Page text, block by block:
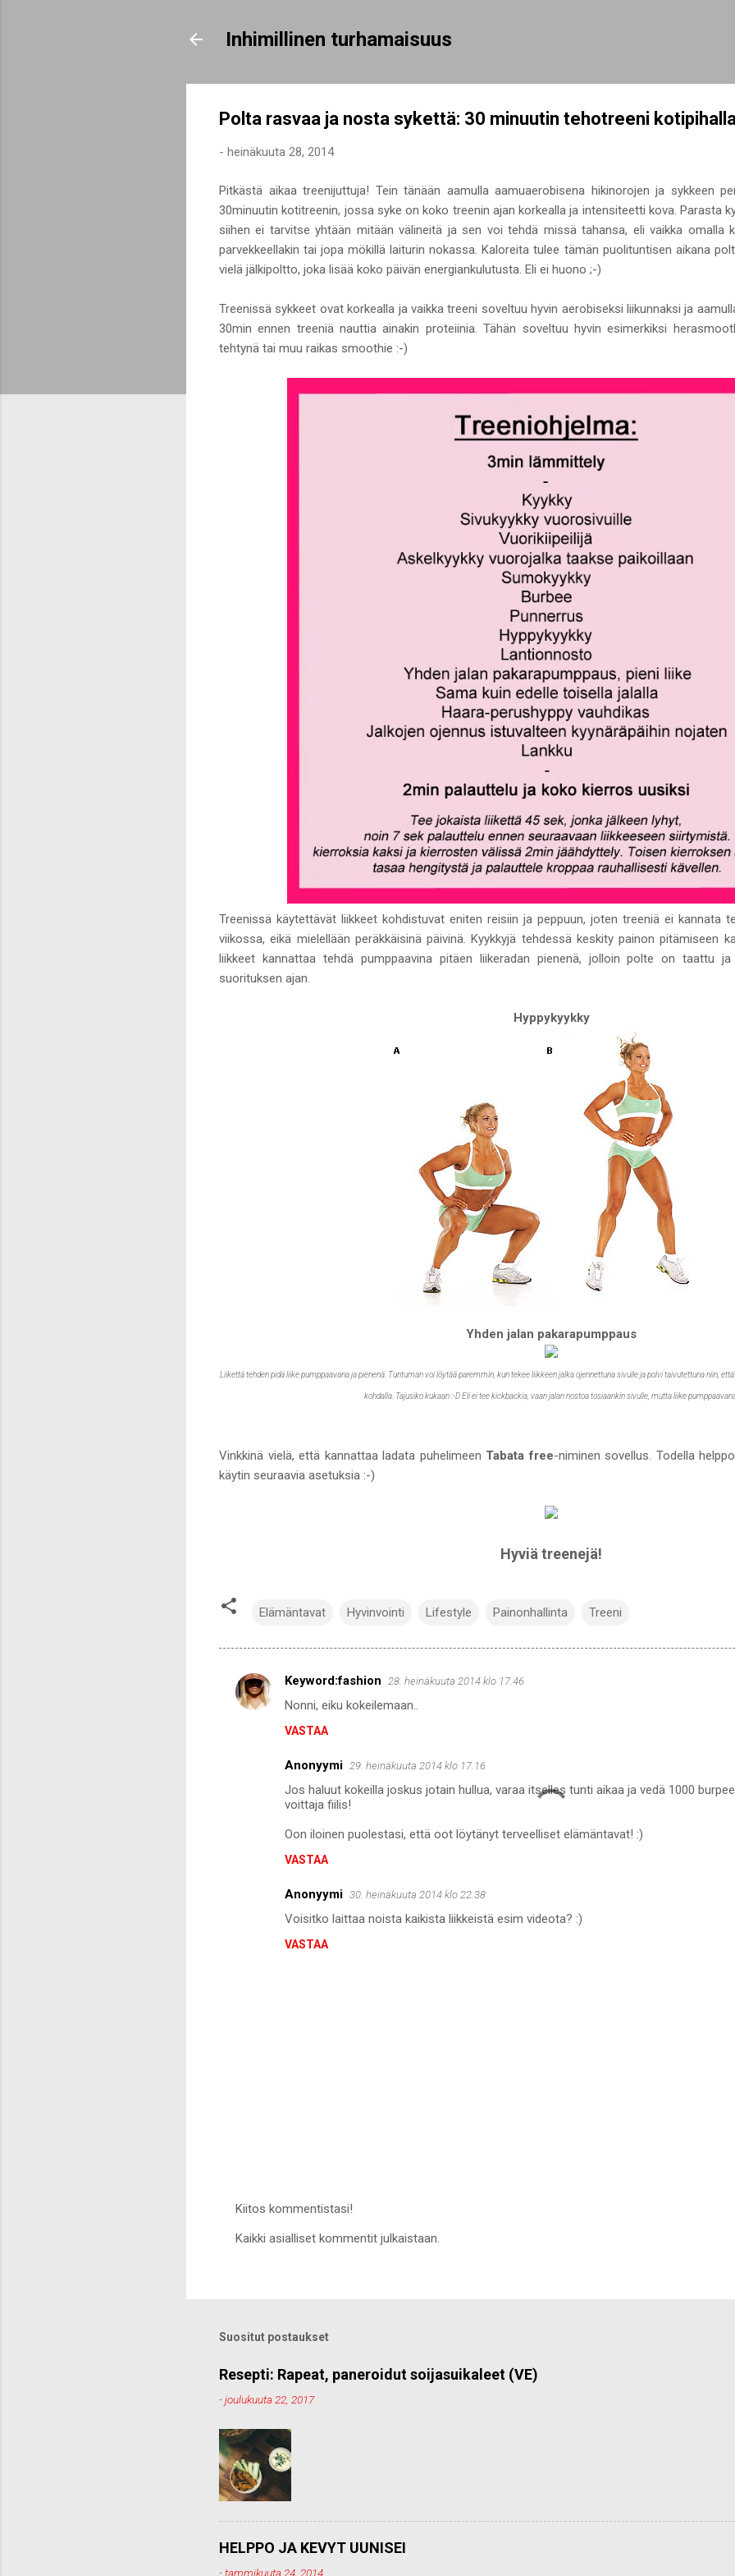
Inhimillinen turhamaisuus
Polta rasvaa ja nosta sykettä: 30 minuutin tehotreeni
- heinäkuuta 28, 2014
Pitkästä aikaa treenijuttuja! Tein tänään aamulla aamuaerobisena hikinorojen ja sykkeen
30minuutin kotitreenin, jossa syke on koko treenin ajan korkealla ja intensiteetti kova. Parasta
siihen ei tarvitse yhtään mitään välineitä ja sen voi tehdä missä tahansa, eli vaikka omalla
parvekkeellakin tai jopa mökillä laiturin nokassa. Kaloreita tulee tämän puolituntisen aikana
vielä jälkipoltto, joka lisää koko päivän energiankulutusta. Eli ei huono ;-)
Treenissä sykkeet ovat korkealla ja vaikka treeni soveltuu hyvin aerobiseksi liikunnaksi ja
30min ennen treeniä nauttia ainakin proteiinia. Tähän soveltuu hyvin esimerkiksi
tehtynä tai muu raikas smoothie :-)
Treenissä käytettävät liikkeet kohdistuvat eniten reisiin ja peppuun, joten treeniä ei kannata
viikossa, eikä mielellään peräkkäisinä päivinä. Kyykkyjä tehdessä keskity painon pitämiseen
liikkeet kannattaa tehdä pumppaavina pitäen liikeradan pienenä, jolloin polte on taattu
suorituksen ajan.
Hyppykyykky
Yhden jalan pakarapumppaus
Liikettä tehden pidä liike pumppaavana ja pienenä. Tuntuman voi löytää paremmin, kun tekee liikkeen jalka ojennettuna sivulle ja polvi taivutettuna niin,
kohdalla. Tajusiko kukaan :-D Eli ei tee kickbackia, vaan jalan nostoa tosiaankin sivulle, mutta liike
Vinkkinä vielä, että kannattaa ladata puhelimeen Tabata free-niminen sovellus. Todella
käytin seuraavia asetuksia :-)
Hyviä treenejä!
Elämäntavat Hyvinvointi Lifestyle Painonhallinta Treeni
K
Keyword:fashion 28. heinäkuuta 2014 klo 17.46
Nonni, eiku kokeilemaan..
VASTAA
Anonyymi 29. heinäkuuta 2014 klo 17.16
Jos haluut kokeilla joskus jotain hullua, varaa itselles tunti aikaa ja vedä 1000
voittaja fiilis!
Oon iloinen puolestasi, että oot löytänyt terveelliset elämäntavat! :)
VASTAA
Anonyymi 30. heinäkuuta 2014 klo 22.38
Voisitko laittaa noista kaikista liikkeistä esim videota? :)
VASTAA
ä
m
e
t
i
Kiitos kommentistasi!
Kaikki asialliset kommentit julkaistaan.
Suositut postaukset
Resepti: Rapeat, paneroidut soijasuikaleet (VE)
-joulukuuta 22, 2017
HELPPO JA KEVYT UUNISEI
-tammikuuta 24, 2014